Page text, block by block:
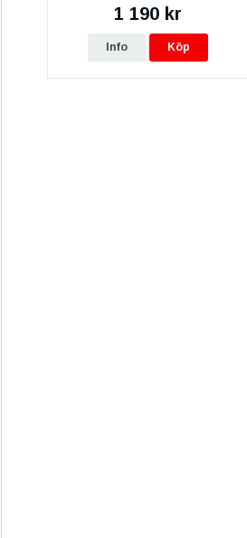
1 190 kr
Info Köp